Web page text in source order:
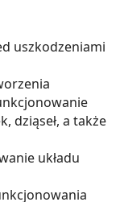
uszkodzeniami
dziąseł, a także
układu